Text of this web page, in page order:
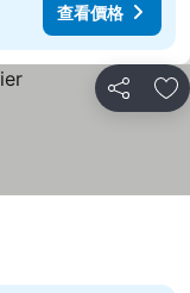
查看價格
分享 放